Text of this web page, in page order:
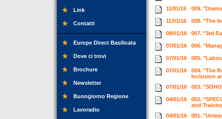
Link
Contatti
Europe Direct Basilicata
Dove ci trovi
Brochure
Newsletter
Buongiorno Regione
Lavoradio
11/01/16 009.
11/01/16 008. "The
08/01/16 007. "3rd
07/01/16 006.
07/01/16 005.
07/01/16
004. "The
Inclusion
07/01/16
003.
04/01/16
002.
and
04/01/16
001.